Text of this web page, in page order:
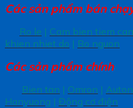
Các sản phẩm bán
Ro le | Cam bien tiem can
khien nhiet do | Bo nguon
Các sản phẩm chính
Bien tan | Omron |
Hanyuong | Động cơ điện